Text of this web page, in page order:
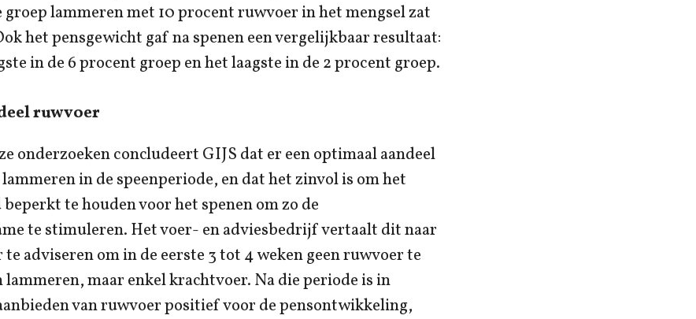
lammeren met 10 procent ruwvoer in het mengsel zat
het pensgewicht gaf na spenen een vergelijkbaar resultaat:
in de 6 procent groep en het laagste in de 2 procent groep.
ruwvoer
onderzoeken concludeert GIJS dat er een optimaal aandeel
in de speenperiode, en dat het zinvol is om het
te houden voor het spenen om zo de
te stimuleren. Het voer- en adviesbedrijf vertaalt dit naar
adviseren om in de eerste 3 tot 4 weken geen ruwvoer te
maar enkel krachtvoer. Na die periode is in
van ruwvoer positief voor de pensontwikkeling,